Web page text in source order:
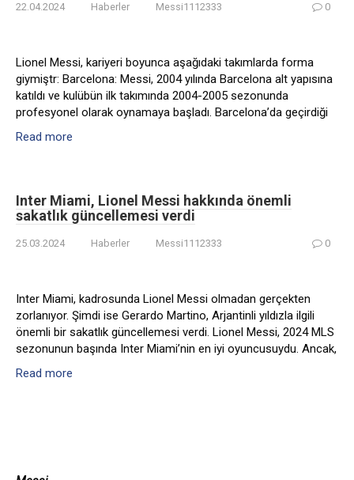
22.04.2024 Haberler Messi1112333 0
Lionel Messi, kariyeri boyunca aşağıdaki takımlarda forma
giymiştr: Barcelona: Messi, 2004 yılında Barcelona alt yapısına
katıldı ve kulübün ilk takımında 2004-2005 sezonunda
profesyonel olarak oynamaya başladı. Barcelona’da geçirdiği
Read more
Inter Miami, Lionel Messi hakkında önemli
sakatlık güncellemesi verdi
25.03.2024 Haberler Messi1112333 0
Inter Miami, kadrosunda Lionel Messi olmadan gerçekten
zorlanıyor. Şimdi ise Gerardo Martino, Arjantinli yıldızla ilgili
önemli bir sakatlık güncellemesi verdi. Lionel Messi, 2024 MLS
sezonunun başında Inter Miami’nin en iyi oyuncusuydu. Ancak,
Read more